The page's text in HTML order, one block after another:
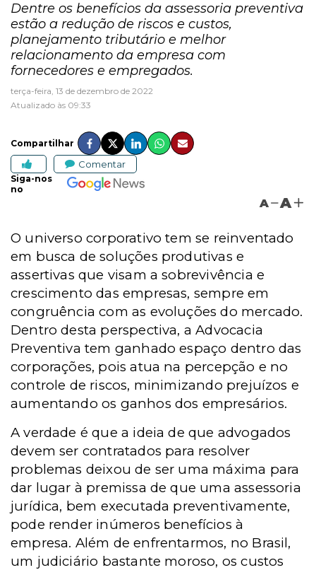
Dentre os benefícios da assessoria preventiva
estão a redução de riscos e custos,
planejamento tributário e melhor
relacionamento da empresa com
fornecedores e empregados.
terça-feira, 13 de dezembro de 2022
Atualizado às 09:33
Compartilhar
Comentar
Siga-nos
no
A A
O universo corporativo tem se reinventado
em busca de soluções produtivas e
assertivas que visam a sobrevivência e
crescimento das empresas, sempre em
congruência com as evoluções do mercado.
Dentro desta perspectiva, a Advocacia
Preventiva tem ganhado espaço dentro das
corporações, pois atua na percepção e no
controle de riscos, minimizando prejuízos e
aumentando os ganhos dos empresários.
A verdade é que a ideia de que advogados
devem ser contratados para resolver
problemas deixou de ser uma máxima para
dar lugar à premissa de que uma assessoria
jurídica, bem executada preventivamente,
pode render inúmeros benefícios à
empresa. Além de enfrentarmos, no Brasil,
um judiciário bastante moroso, os custos